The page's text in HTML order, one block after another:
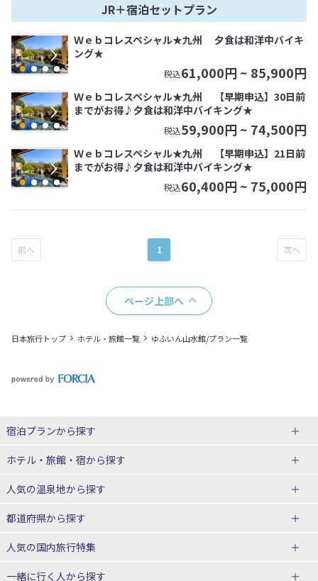
JR＋宿泊セットプラン
Ｗｅｂコレスペシャル★九州 夕食は和洋中バイキ
ング★
税込61,000円 ~ 85,900円
Ｗｅｂコレスペシャル★九州 【早期申込】30日前
までがお得♪夕食は和洋中バイキング★
税込59,900円 ~ 74,500円
Ｗｅｂコレスペシャル★九州 【早期申込】21日前
までがお得♪夕食は和洋中バイキング★
税込60,400円 ~ 75,000円
1
ページ上部へ
日本旅行トップ ホテル・旅館一覧 ゆふいん山水館/プラン一覧
宿泊プランから探す
北海道
東北
青森県
宮城県
山形県
ホテル・旅館・宿から探す
北海道ホテル・旅館
青森県ホテル・旅館
宮城県ホテル・旅館
人気の温泉地から探す
北海道
湯の川温泉(北海道)
十勝川温泉(北海道)
都道府県から探す
北海道旅行・ツアー
人気の国内旅行特集
東京ディズニーリゾート®への旅 ユニバーサル・スタジオ・ジャパ
一緒に行く人から探す